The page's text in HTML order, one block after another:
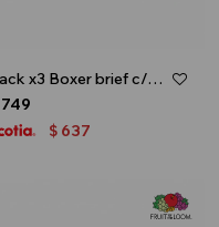
Pack x3 Boxer brief c/estampa para niño - Multicolor
749
$ 637